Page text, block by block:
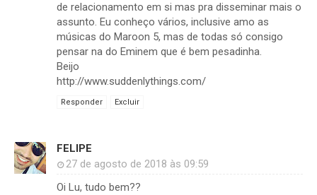
de relacionamento em si mas pra disseminar mais o
assunto. Eu conheço vários, inclusive amo as
músicas do Maroon 5, mas de todas só consigo
pensar na do Eminem que é bem pesadinha.
Beijo
http://www.suddenlythings.com/
Responder Excluir
FELIPE
27 de agosto de 2018 às 09:59
Oi Lu, tudo bem??